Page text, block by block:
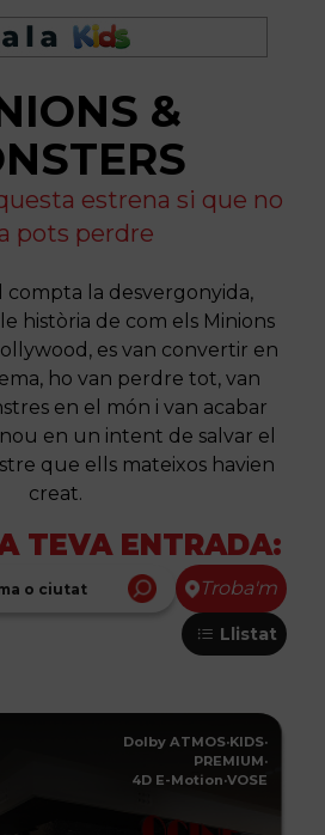
&
estrena si que no
pots perdre
la desvergonyida,
història de com els Minions
es van convertir en
ho van perdre tot, van
en el món i van acabar
en un intent de salvar el
que ells mateixos havien
creat.
TEVA ENTRADA:
Troba'm
Llistat
Dolby ATMOS·KIDS·
PREMIUM·
4D E-Motion·VOSE